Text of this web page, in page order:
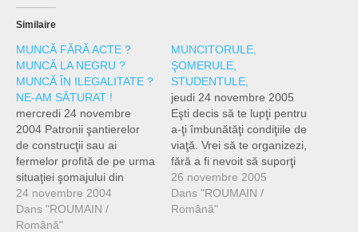
Similaire
MUNCĂ FĂRĂ ACTE ?
MUNCĂ LA NEGRU ?
MUNCĂ ÎN ILEGALITATE ?
NE-AM SĂTURAT !
mercredi 24 novembre
2004 Patronii şantierelor
de construcţii sau ai
fermelor profită de pe urma
situaţiei şomajului din
Franţa : angajează
muncitori la negru, în loc
să le facă un contract de
24 novembre 2004
Dans "ROUMAIN /
Română"
MUNCITORULE,
ŞOMERULE,
STUDENTULE,
jeudi 24 novembre 2005
Eşti decis să te lupţi pentru
a-ţi îmbunătăţi condiţiile de
viaţă. Vrei să te organizezi,
fără a fi nevoit să suporţi
represaliile şi răzbunarea
politicienilor. Eşti alături de
cei care, asemeni ţie :
26 novembre 2005
Dans "ROUMAIN /
Română"